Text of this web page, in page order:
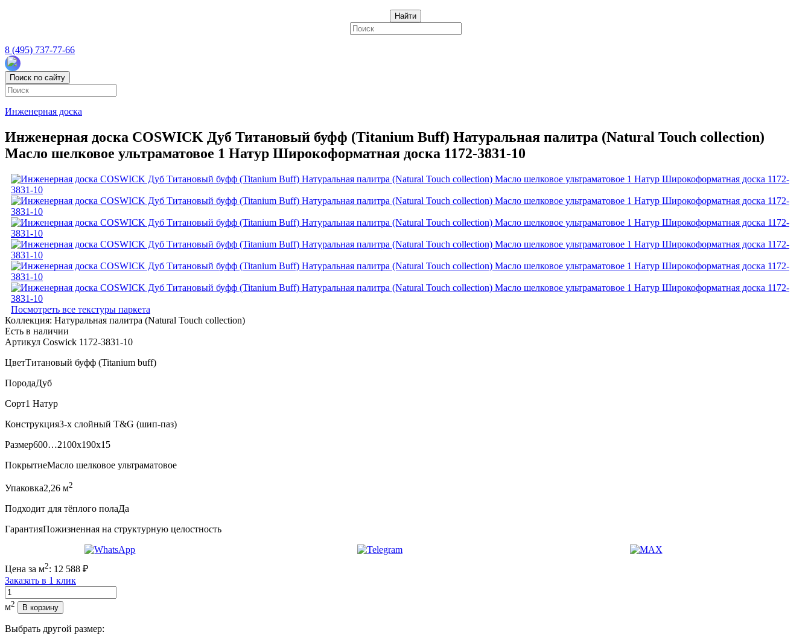
Найти
8 (495) 737-77-66
Поиск по сайту
Инженерная доска
Инженерная доска COSWICK Дуб Титановый буфф (Titanium Buff) Натуральная палитра (Natural Touch collection)
Масло шелковое ультраматовое 1 Натур Широкоформатная доска 1172-3831-10
Посмотреть все текстуры паркета
Коллекция: Натуральная палитра (Natural Touch collection)
Есть в наличии
Артикул Coswick 1172-3831-10
ЦветТитановый буфф (Titanium buff)
ПородаДуб
Сорт1 Натур
Конструкция3-х слойный T&G (шип-паз)
Размер600…2100x190x15
ПокрытиеМасло шелковое ультраматовое
Упаковка2,26 м2
Подходит для тёплого полаДа
ГарантияПожизненная на структурную целостность
Цена за м2: 12 588 ₽
Заказать в 1 клик
Количество
м2 В корзину
Выбрать другой размер: